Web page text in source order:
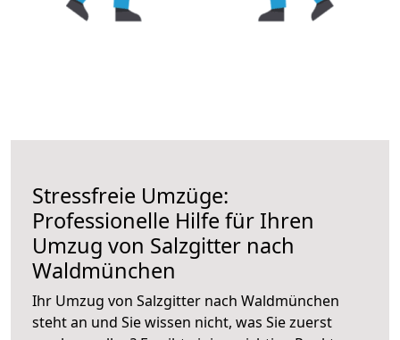
Stressfreie Umzüge:
Professionelle Hilfe für Ihren
Umzug von Salzgitter nach
Waldmünchen
Ihr Umzug von Salzgitter nach Waldmünchen
steht an und Sie wissen nicht, was Sie zuerst